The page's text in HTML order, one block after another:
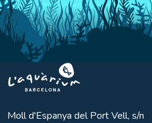
Aquarium BCN
Moll d'Espanya del Port Vell, s/n